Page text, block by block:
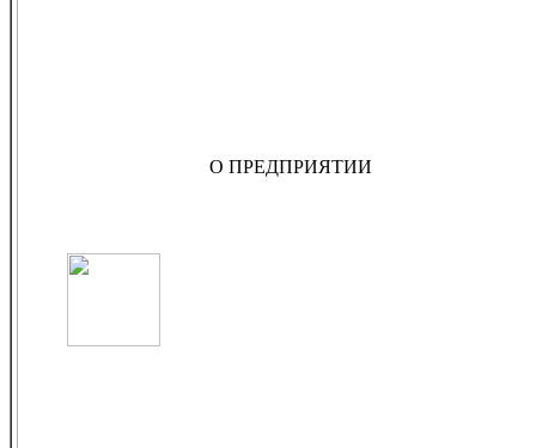
О ПРЕДПРИЯТИИ